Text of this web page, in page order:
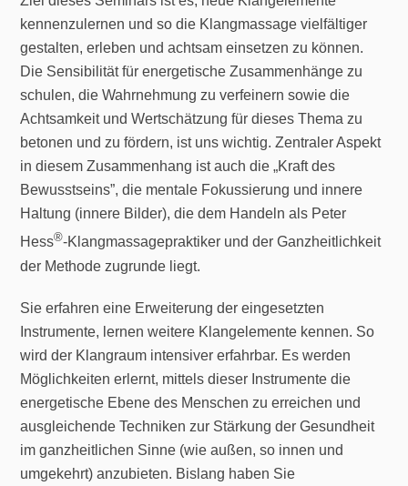
kennenzulernen und so die Klangmassage vielfältiger
gestalten, erleben und achtsam einsetzen zu können.
Die Sensibilität für energetische Zusammenhänge zu
schulen, die Wahrnehmung zu verfeinern sowie die
Achtsamkeit und Wertschätzung für dieses Thema zu
betonen und zu fördern, ist uns wichtig. Zentraler Aspekt
in diesem Zusammenhang ist auch die „Kraft des
Bewusstseins”, die mentale Fokussierung und innere
Haltung (innere Bilder), die dem Handeln als Peter
Hess®-Klangmassagepraktiker und der Ganzheitlichkeit
der Methode zugrunde liegt.
Sie erfahren eine Erweiterung der eingesetzten
Instrumente, lernen weitere Klangelemente kennen. So
wird der Klangraum intensiver erfahrbar. Es werden
Möglichkeiten erlernt, mittels dieser Instrumente die
energetische Ebene des Menschen zu erreichen und
ausgleichende Techniken zur Stärkung der Gesundheit
im ganzheitlichen Sinne (wie außen, so innen und
umgekehrt) anzubieten. Bislang haben Sie